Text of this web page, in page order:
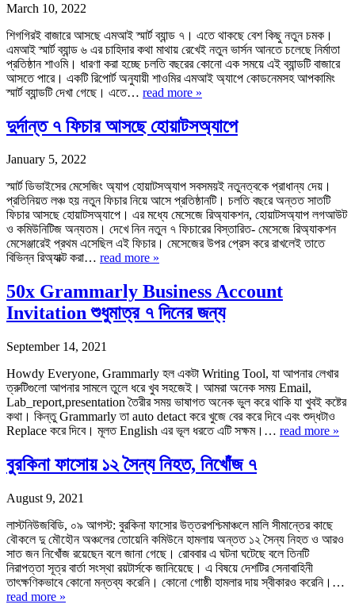
March 10, 2022
শিগগিরই বাজারে আসছে এমআই স্মার্ট ব্যান্ড ৭। এতে থাকছে বেশ কিছু নতুন চমক।
এমআই স্মার্ট ব্যান্ড ৬ এর চাহিদার কথা মাথায় রেখেই নতুন ভার্সন আনতে চলেছে নির্মাতা
প্রতিষ্ঠান শাওমি। ধারণা করা হচ্ছে চলতি বছরের কোনো এক সময়ে এই ব্যান্ডটি বাজারে
আসতে পারে। একটি রিপোর্ট অনুযায়ী শাওমির এমআই অ্যাপে কোডনেমসহ আপকামিং
স্মার্ট ব্যান্ডটি দেখা গেছে। এতে… read more »
দুর্দান্ত ৭ ফিচার আসছে হোয়াটসঅ্যাপে
January 5, 2022
স্মার্ট ডিভাইসের মেসেজিং অ্যাপ হোয়াটসঅ্যাপ সবসময়ই নতুনত্বকে প্রাধান্য দেয়।
প্রতিনিয়ত লঞ্চ হয় নতুন ফিচার নিয়ে আসে প্রতিষ্ঠানটি। চলতি বছরে অন্তত সাতটি
ফিচার আসছে হোয়াটসঅ্যাপে। এর মধ্যে মেসেজে রিঅ্যাকশন, হোয়াটসঅ্যাপ লগআউট
ও কমিউনিটিজ অন্যতম। দেখে নিন নতুন ৭ ফিচারের বিস্তারিত- মেসেজে রিঅ্যাকশন
মেসেঞ্জারেই প্রথম এসেছিল এই ফিচার। মেসেজের উপর প্রেস করে রাখলেই তাতে
বিভিন্ন রিঅ্যাক্ট করা… read more »
50x Grammarly Business Account
Invitation শুধুমাত্র ৭ দিনের জন্য
September 14, 2021
Howdy Everyone, Grammarly হল একটা Writing Tool, যা আপনার লেখার
ত্রুটিগুলো আপনার সামলে তুলে ধরে খুব সহজেই। আমরা অনেক সময় Email,
Lab_report,presentation তৈরীর সময় ভাষাগত অনেক ভুল করে থাকি যা খুবই কষ্টের
কথা। কিন্তু Grammarly তা auto detact করে খুজে বের করে দিবে এবং শুদ্ধটাও
Replace করে দিবে। মূলত English এর ভূল ধরতে এটি সক্ষম।… read more »
বুরকিনা ফাসোয় ১২ সৈন্য নিহত, নিখোঁজ ৭
August 9, 2021
লাস্টনিউজবিডি, ০৯ আগস্ট: বুরকিনা ফাসোর উত্তরপশ্চিমাঞ্চলে মালি সীমান্তের কাছে
বৌকলে দু মৌহৌন অঞ্চলের তোয়েনি কমিউনে হামলায় অন্তত ১২ সৈন্য নিহত ও আরও
সাত জন নিখোঁজ রয়েছেন বলে জানা গেছে। রোববার এ ঘটনা ঘটেছে বলে তিনটি
নিরাপত্তা সূত্র বার্তা সংস্থা রয়টার্সকে জানিয়েছে। এ বিষয়ে দেশটির সেনাবাহিনী
তাৎক্ষণিকভাবে কোনো মন্তব্য করেনি। কোনো গোষ্ঠী হামলার দায় স্বীকারও করেনি।…
read more »